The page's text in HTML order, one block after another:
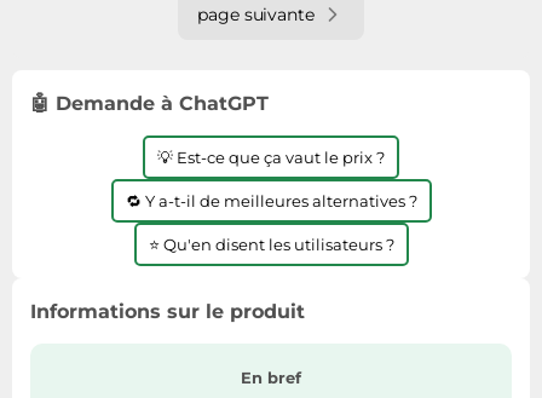
page suivante
🤖 Demande à ChatGPT
💡 Est-ce que ça vaut le prix ?
🔁 Y a-t-il de meilleures alternatives ?
⭐ Qu'en disent les utilisateurs ?
Informations sur le produit
En bref